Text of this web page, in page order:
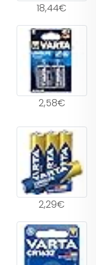
18,44€
2,58€
2,29€